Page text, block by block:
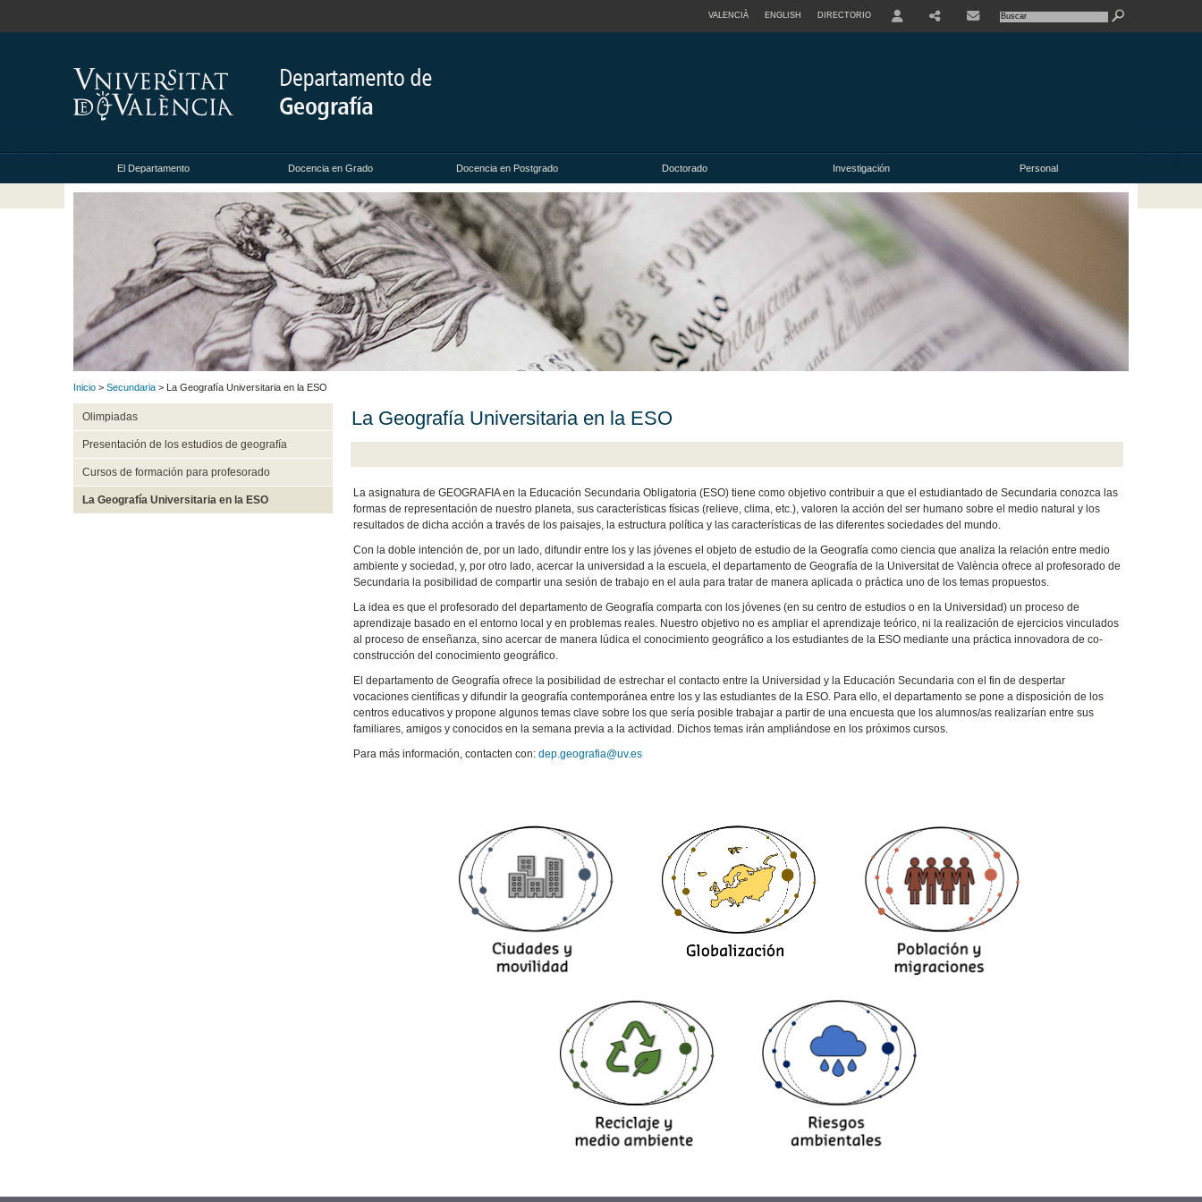
VALENCIÀ ENGLISH DIRECTORIO
El Departamento Docencia en Grado Docencia en Postgrado Doctorado Investigación Personal
Inicio > Secundaria > La Geografía Universitaria en la ESO
Olimpiadas
Presentación de los estudios de geografía
Cursos de formación para profesorado
La Geografía Universitaria en la ESO
La Geografía Universitaria en la ESO
La asignatura de GEOGRAFIA en la Educación Secundaria Obligatoria (ESO) tiene como objetivo contribuir a que el estudiantado de Secundaria conozca las
formas de representación de nuestro planeta, sus características físicas (relieve, clima, etc.), valoren la acción del ser humano sobre el medio natural y los
resultados de dicha acción a través de los paisajes, la estructura política y las características de las diferentes sociedades del mundo.
Con la doble intención de, por un lado, difundir entre los y las jóvenes el objeto de estudio de la Geografía como ciencia que analiza la relación entre medio
ambiente y sociedad, y, por otro lado, acercar la universidad a la escuela, el departamento de Geografía de la Universitat de València ofrece al profesorado de
Secundaria la posibilidad de compartir una sesión de trabajo en el aula para tratar de manera aplicada o práctica uno de los temas propuestos.
La idea es que el profesorado del departamento de Geografía comparta con los jóvenes (en su centro de estudios o en la Universidad) un proceso de
aprendizaje basado en el entorno local y en problemas reales. Nuestro objetivo no es ampliar el aprendizaje teórico, ni la realización de ejercicios vinculados
al proceso de enseñanza, sino acercar de manera lúdica el conocimiento geográfico a los estudiantes de la ESO mediante una práctica innovadora de co-
construcción del conocimiento geográfico.
El departamento de Geografía ofrece la posibilidad de estrechar el contacto entre la Universidad y la Educación Secundaria con el fin de despertar
vocaciones científicas y difundir la geografía contemporánea entre los y las estudiantes de la ESO. Para ello, el departamento se pone a disposición de los
centros educativos y propone algunos temas clave sobre los que sería posible trabajar a partir de una encuesta que los alumnos/as realizarían entre sus
familiares, amigos y conocidos en la semana previa a la actividad. Dichos temas irán ampliándose en los próximos cursos.
Para más información, contacten con: dep.geografia@uv.es